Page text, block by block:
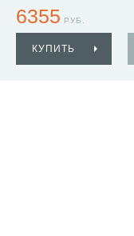
6355 РУБ.
КУПИТЬ